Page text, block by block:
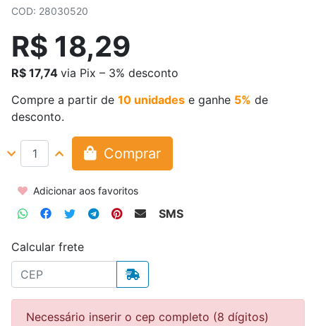
COD: 28030520
R$ 18,29
R$ 17,74 via Pix – 3% desconto
Compre a partir de 10 unidades e ganhe 5% de
desconto.
Comprar
Adicionar aos favoritos
SMS
Calcular frete
Necessário inserir o cep completo (8 dígitos)